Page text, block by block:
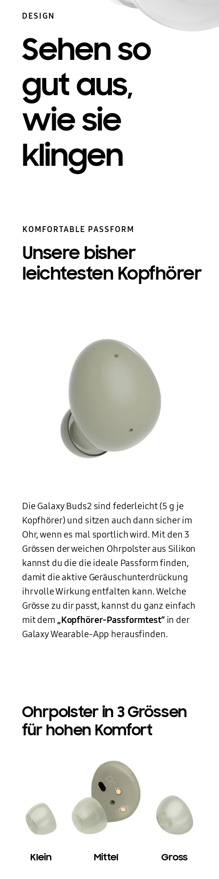
DESIGN
Sehen so
gut aus,
wie sie
klingen
KOMFORTABLE PASSFORM
Unsere bisher
leichtesten Kopfhörer
Die Galaxy Buds2 sind federleicht (5 g je
Kopfhörer) und sitzen auch dann sicher im
Ohr, wenn es mal sportlich wird. Mit den 3
Grössen der weichen Ohrpolster aus Silikon
kannst du die die ideale Passform finden,
damit die aktive Geräuschunterdrückung
ihr volle Wirkung entfalten kann. Welche
Grösse zu dir passt, kannst du ganz einfach
mit dem „Kopfhörer-Passformtest“in der
Galaxy Wearable-App herausfinden.
Ohrpolster in 3 Grössen
für hohen Komfort
Klein Mittel Gross